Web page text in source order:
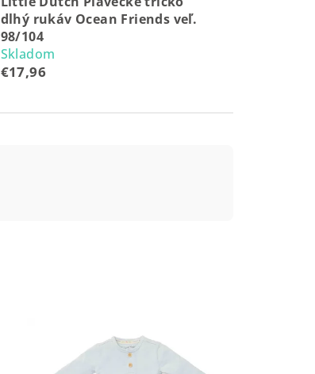
dlhý rukáv Ocean Friends veľ.
98/104
Skladom
€17,96